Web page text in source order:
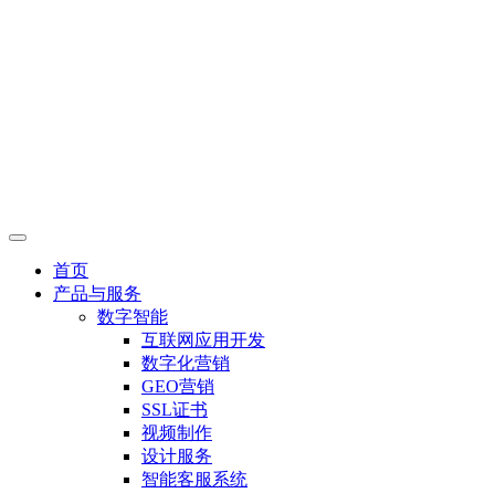
首页
产品与服务
数字智能
互联网应用开发
数字化营销
GEO营销
SSL证书
视频制作
设计服务
智能客服系统